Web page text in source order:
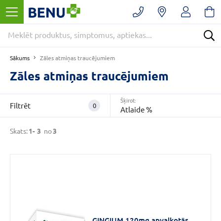
Sākums Zāles atmiņas traucējumiem
FiltrētNoņemt
filtrus
Kategorijas
Bezrecepšu
medikamenti
(3)
E
-
APTIEKA
darbība
Zāles atmiņas traucējumiem
Skats:1- 3 no3
Filtrēt 0
Šķirot:
Atlaide %